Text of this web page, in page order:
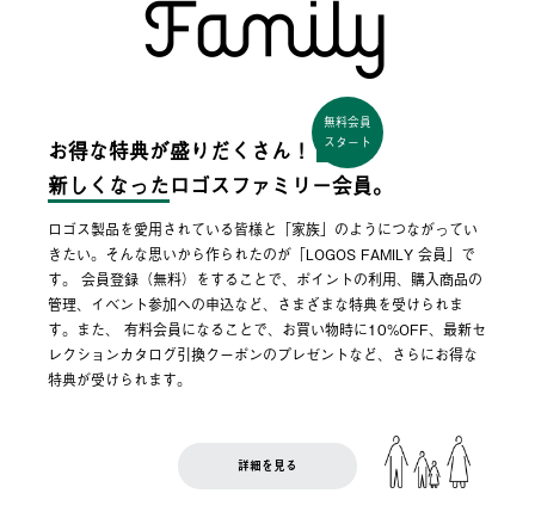
お得な特典が盛りだくさん！
無料会員
スタート
新しくなった ロゴスファミリー会員。
ロゴス製品を愛用されている皆様と「家族」のようにつながってい
きたい。そんな思いから作られたのが「LOGOS FAMILY 会員」で
す。 会員登録（無料）をすることで、ポイントの利用、購入商品の
管理、イベント参加への申込など、さまざまな特典を受けられま
す。また、 有料会員になることで、お買い物時に10%OFF、最新セ
レクションカタログ引換クーポンのプレゼントなど、さらにお得な
特典が受けられます。
詳細を見る